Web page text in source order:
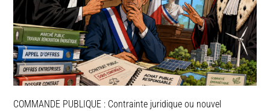
COMMANDE PUBLIQUE : Contrainte juridique ou nouvel